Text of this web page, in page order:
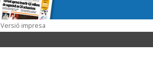
Versió impresa